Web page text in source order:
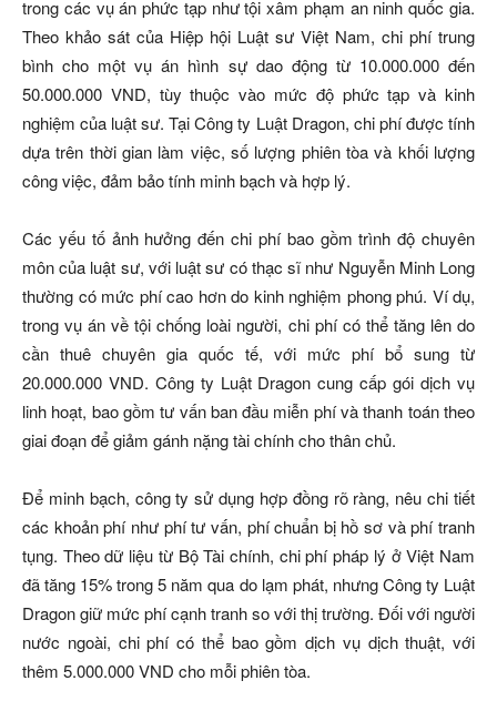
trong các vụ án phức tạp như tội xâm phạm an ninh quốc gia.
Theo khảo sát của Hiệp hội Luật sư Việt Nam, chi phí trung
bình cho một vụ án hình sự dao động từ 10.000.000 đến
50.000.000 VND, tùy thuộc vào mức độ phức tạp và kinh
nghiệm của luật sư. Tại Công ty Luật Dragon, chi phí được tính
dựa trên thời gian làm việc, số lượng phiên tòa và khối lượng
công việc, đảm bảo tính minh bạch và hợp lý.
Các yếu tố ảnh hưởng đến chi phí bao gồm trình độ chuyên
môn của luật sư, với luật sư có thạc sĩ như Nguyễn Minh Long
thường có mức phí cao hơn do kinh nghiệm phong phú. Ví dụ,
trong vụ án về tội chống loài người, chi phí có thể tăng lên do
cần thuê chuyên gia quốc tế, với mức phí bổ sung từ
20.000.000 VND. Công ty Luật Dragon cung cấp gói dịch vụ
linh hoạt, bao gồm tư vấn ban đầu miễn phí và thanh toán theo
giai đoạn để giảm gánh nặng tài chính cho thân chủ.
Để minh bạch, công ty sử dụng hợp đồng rõ ràng, nêu chi tiết
các khoản phí như phí tư vấn, phí chuẩn bị hồ sơ và phí tranh
tụng. Theo dữ liệu từ Bộ Tài chính, chi phí pháp lý ở Việt Nam
đã tăng 15% trong 5 năm qua do lạm phát, nhưng Công ty Luật
Dragon giữ mức phí cạnh tranh so với thị trường. Đối với người
nước ngoài, chi phí có thể bao gồm dịch vụ dịch thuật, với
thêm 5.000.000 VND cho mỗi phiên tòa.